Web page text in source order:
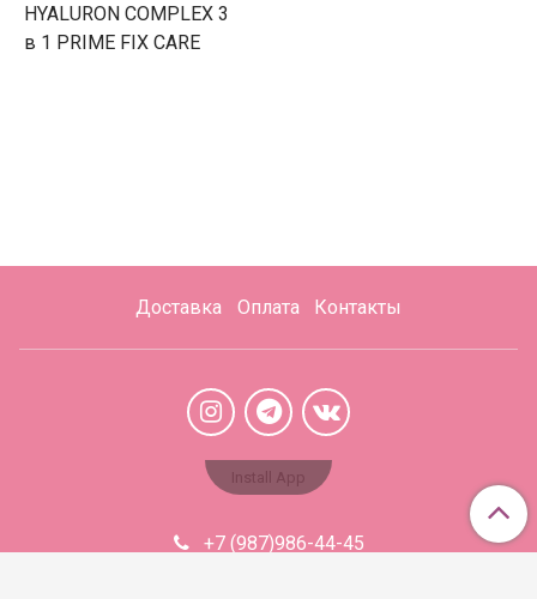
HYALURON COMPLEX 3
в 1 PRIME FIX CARE
Доставка Оплата Контакты
+7 (987)986-44-45
Install App